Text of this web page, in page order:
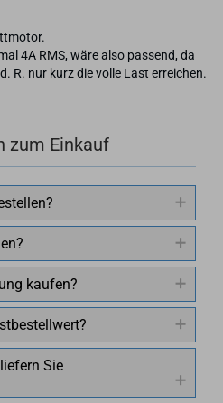
4A RMS, wäre also passend, da
R. nur kurz die volle Last erreichen.
zum Einkauf
kaufen?
Sie